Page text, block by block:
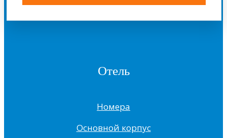
Отель
Номера
Основной корпус